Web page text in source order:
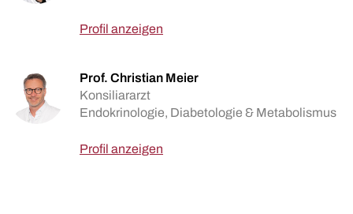
Profil anzeigen
Prof. Christian Meier
Konsiliararzt
Endokrinologie, Diabetologie & Metabolismus
Profil anzeigen